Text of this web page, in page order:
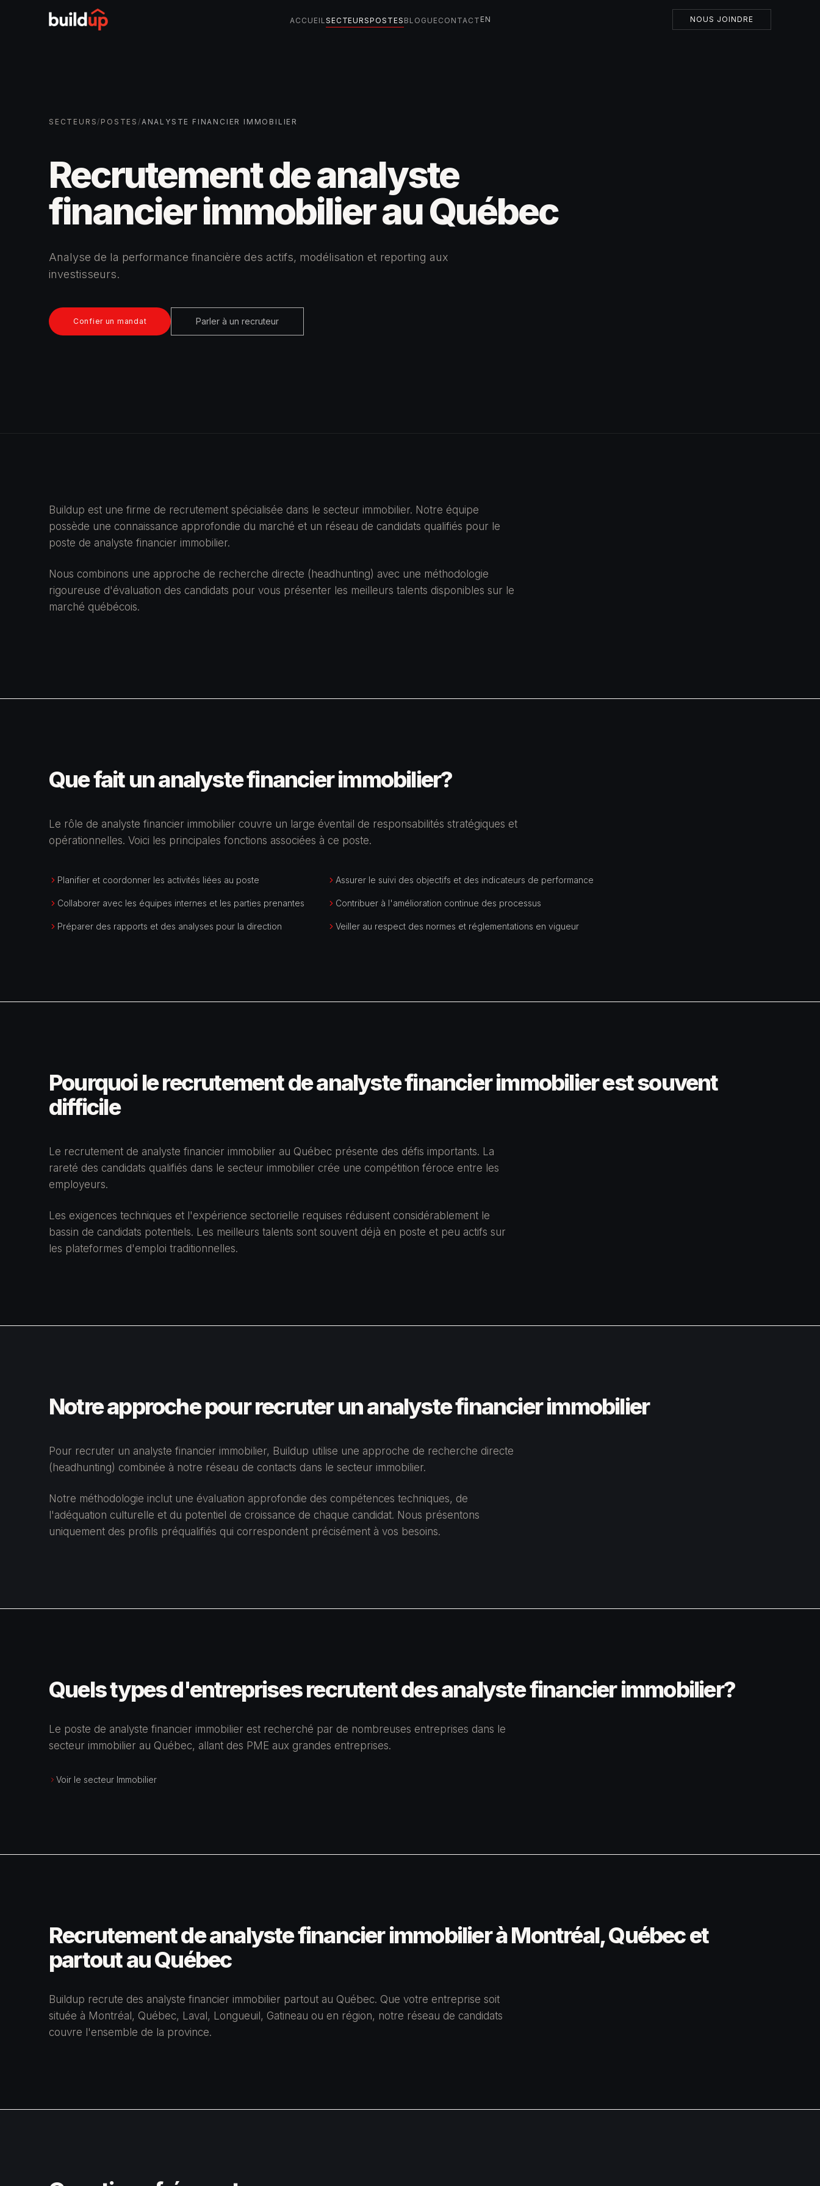
ACCUEILSECTEURSPOSTES BLOGUECONTACT EN NOUS JOINDRE
SECTEURS/ POSTES/ANALYSTE FINANCIER IMMOBILIER
Recrutement de analyste
financier immobilier au Québec
Analyse de la performance financière des actifs, modélisation et reporting aux
investisseurs.
Confier un mandat Parler à un recruteur
Buildup est une firme de recrutement spécialisée dans le secteur immobilier. Notre équipe
possède une connaissance approfondie du marché et un réseau de candidats qualifiés pour le
poste de analyste financier immobilier.
Nous combinons une approche de recherche directe (headhunting) avec une méthodologie
rigoureuse d'évaluation des candidats pour vous présenter les meilleurs talents disponibles sur le
marché québécois.
Que fait un analyste financier immobilier?
Le rôle de analyste financier immobilier couvre un large éventail de responsabilités stratégiques et
opérationnelles. Voici les principales fonctions associées à ce poste.
Planifier et coordonner les activités liées au poste Assurer le suivi des objectifs et des indicateurs de performance
Collaborer avec les équipes internes et les parties prenantes Contribuer à l'amélioration continue des processus
Préparer des rapports et des analyses pour la direction Veiller au respect des normes et réglementations en vigueur
Pourquoi le recrutement de analyste financier immobilier est souvent
difficile
Le recrutement de analyste financier immobilier au Québec présente des défis importants. La
rareté des candidats qualifiés dans le secteur immobilier crée une compétition féroce entre les
employeurs.
Les exigences techniques et l'expérience sectorielle requises réduisent considérablement le
bassin de candidats potentiels. Les meilleurs talents sont souvent déjà en poste et peu actifs sur
les plateformes d'emploi traditionnelles.
Notre approche pour recruter un analyste financier immobilier
Pour recruter un analyste financier immobilier, Buildup utilise une approche de recherche directe
(headhunting) combinée à notre réseau de contacts dans le secteur immobilier.
Notre méthodologie inclut une évaluation approfondie des compétences techniques, de
l'adéquation culturelle et du potentiel de croissance de chaque candidat. Nous présentons
uniquement des profils préqualifiés qui correspondent précisément à vos besoins.
Quels types d'entreprises recrutent des analyste financier immobilier?
Le poste de analyste financier immobilier est recherché par de nombreuses entreprises dans le
secteur immobilier au Québec, allant des PME aux grandes entreprises.
Voir le secteur Immobilier
Recrutement de analyste financier immobilier à Montréal, Québec et
partout au Québec
Buildup recrute des analyste financier immobilier partout au Québec. Que votre entreprise soit
située à Montréal, Québec, Laval, Longueuil, Gatineau ou en région, notre réseau de candidats
couvre l'ensemble de la province.